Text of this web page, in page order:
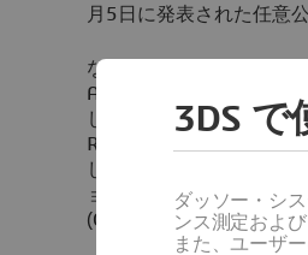
月5日に発表された任意
なお、2013年12月11日
Acquisition AG (以下、「
し、欧州連合(EU)内に
R1T)株主に対して、1株
しました。RTT社は、プ
ョン ソフトウェア、マ
(Computer Generated
3DS で
ダッソー・シ
ンス測定およ
また、ユーザ